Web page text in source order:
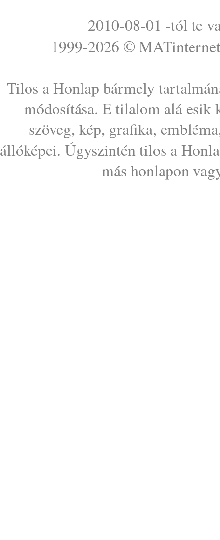
2010-08-01 -tól te
1999-2026 © MATinternet
Tilos a Honlap bármely
módosítása. E tilalom alá esik
szöveg, kép, grafika,
állóképei. Úgyszintén tilos a
más honlapon